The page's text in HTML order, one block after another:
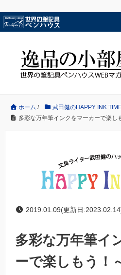
ホーム / 武田健のHAPPY INK
多彩な万年筆インクをマーカーで楽し
2019.01.09(更新日
多彩な万年筆イ
ーで楽しもう！